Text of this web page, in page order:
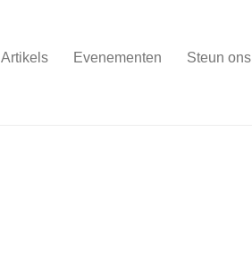
Artikels Evenementen Steun ons